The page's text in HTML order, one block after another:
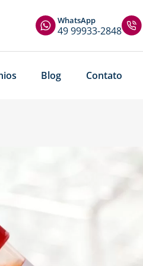
WhatsApp
49 99933-2848
Blog Contato